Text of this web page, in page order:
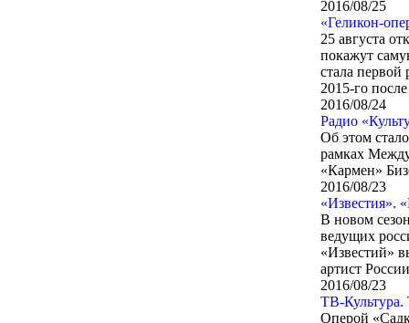
2016/08/25
«Геликон-
25 августа
покажут
стала первой
2015-го
2016/08/24
Радио
Об этом
рамках
«Кармен»
2016/08/23
«Известия».
В новом
ведущих
«Известий»
артист
2016/08/23
ТВ-Культура.
Оперой